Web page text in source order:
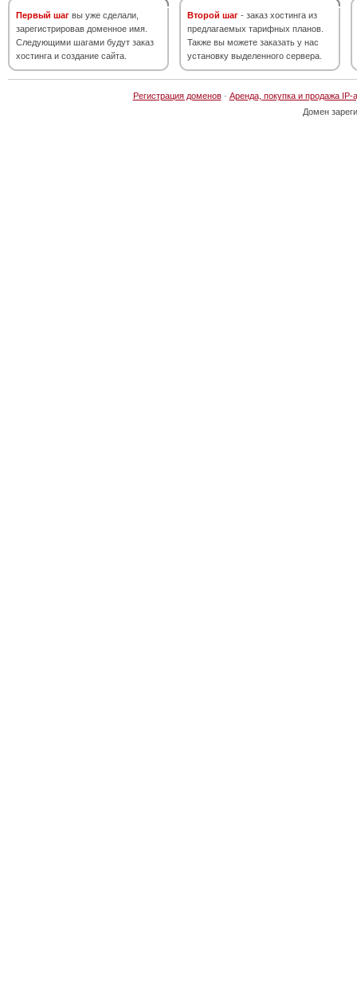
Первый шаг вы уже сделали,
зарегистрировав доменное имя.
Следующими шагами будут заказ
хостинга и создание сайта.
Второй шаг - заказ хостинга из
предлагаемых тарифных планов.
Также вы можете заказать у нас
установку выделенного сервера.
Регистрация доменов· Аренда, покупка и продажа IP-
Домен